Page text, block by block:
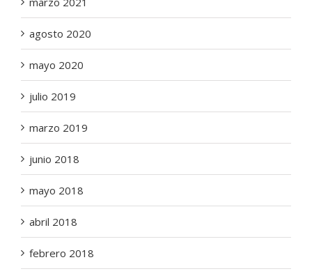
agosto 2020
mayo 2020
julio 2019
marzo 2019
junio 2018
mayo 2018
abril 2018
febrero 2018